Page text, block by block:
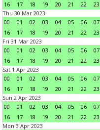
16
17 18 19 20 21 22
23
Thu 30 Mar 2023
00
01 02 03 04 05 06 07
16
17 18 19 20 21 22
23
Fri 31 Mar 2023
00
01 02 03 04 05 06 07
16
17 18 19 20 21 22
23
Sat 1 Apr 2023
00
01 02 03 04 05 06 07
16
17 18 19 20 21 22
23
Sun 2 Apr 2023
00
01 02 03 04 05 06 07
16
17 18 19 20 21 22
23
Mon 3 Apr 2023